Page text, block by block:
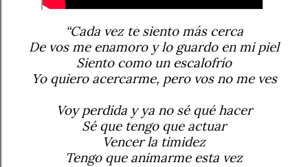
“Cada vez te siento más cerca
De vos me enamoro y lo guardo en mi piel
Siento como un escalofrío
Yo quiero acercarme, pero vos no me ves
Voy perdida y ya no sé qué hacer
Sé que tengo que actuar
Vencer la timidez
Tengo que animarme esta vez